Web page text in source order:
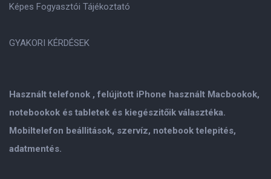
Használt telefonok , felújitott iPhone használt Macbookok,
notebookok és tabletek és kiegészitőik választéka.
Mobiltelefon beállitások, szervíz, notebook telepités,
adatmentés.
Képes Fogyasztói Tájékoztató
GYAKORI KÉRDÉSEK